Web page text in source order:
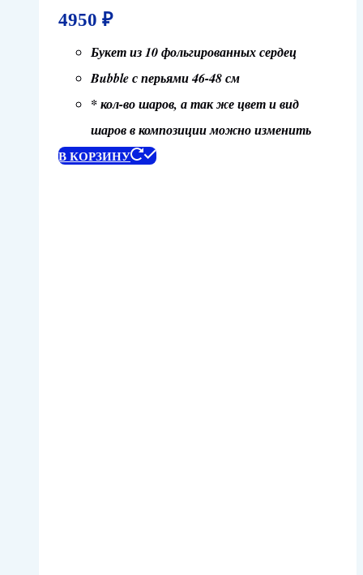
4950 ₽
Букет из 10 фольгированных сердец
Bubble с перьями 46-48 см
* кол-во шаров, а так же цвет и вид
шаров в композиции можно изменить
В КОРЗИНУ